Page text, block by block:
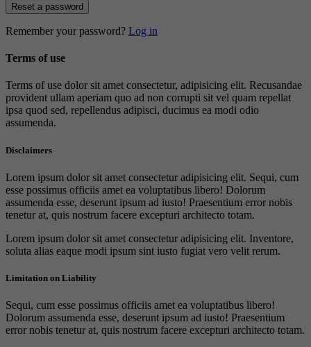
Reset a password
Remember your password? Log in
Terms of use
Terms of use dolor sit amet consectetur, adipisicing elit. Recusandae
provident ullam aperiam quo ad non corrupti sit vel quam repellat
ipsa quod sed, repellendus adipisci, ducimus ea modi odio
assumenda.
Disclaimers
Lorem ipsum dolor sit amet consectetur adipisicing elit. Sequi, cum
esse possimus officiis amet ea voluptatibus libero! Dolorum
assumenda esse, deserunt ipsum ad iusto! Praesentium error nobis
tenetur at, quis nostrum facere excepturi architecto totam.
Lorem ipsum dolor sit amet consectetur adipisicing elit. Inventore,
soluta alias eaque modi ipsum sint iusto fugiat vero velit rerum.
Limitation on Liability
Sequi, cum esse possimus officiis amet ea voluptatibus libero!
Dolorum assumenda esse, deserunt ipsum ad iusto! Praesentium
error nobis tenetur at, quis nostrum facere excepturi architecto totam.